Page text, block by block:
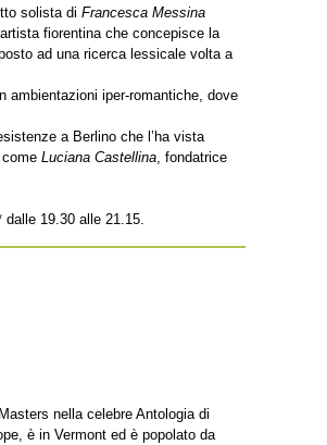
solista di Francesca Messina
fiorentina che concepisce la
ad una ricerca lessicale volta a
ambientazioni iper-romantiche, dove
a Berlino che l’ha vista
Luciana Castellina, fondatrice
19.30 alle 21.15.
nella celebre Antologia di
è in Vermont ed è popolato da